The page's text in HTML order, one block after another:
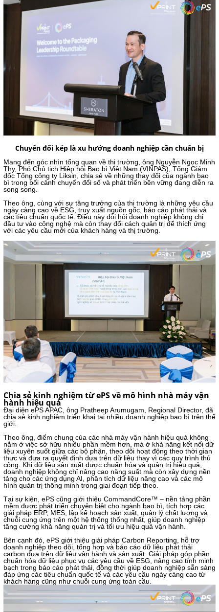
Chuyển đổi kép là xu hướng doanh nghiệp cần chuẩn bị
Mang đến góc nhìn tổng quan về thị trường, ông Nguyễn Ngọc Minh
Thy, Phó Chủ tịch Hiệp hội Bao bì Việt Nam (VINPAS), Tổng Giám
đốc Tổng công ty Liksin, chia sẻ về những thay đổi của ngành bao
bì trong bối cảnh chuyển đổi số và phát triển bền vững đang diễn ra
song song.
Theo ông, cùng với sự tăng trưởng của thị trường là những yêu cầu
ngày càng cao về ESG, truy xuất nguồn gốc, báo cáo phát thải và
các tiêu chuẩn quốc tế. Điều này đòi hỏi doanh nghiệp không chỉ
đầu tư vào công nghệ mà còn thay đổi cách quản trị để thích ứng
với các yêu cầu mới của khách hàng và thị trường.
Chia sẻ kinh nghiệm từ ePS về mô hình nhà máy vận
hành hiệu quả
Đại diện ePS APAC, ông Pratheep Arumugam, Regional Director, đã
chia sẻ kinh nghiệm triển khai tại nhiều doanh nghiệp bao bì trên thế
giới.
Theo ông, điểm chung của các nhà máy vận hành hiệu quả không
nằm ở việc sở hữu nhiều phần mềm hơn, mà ở khả năng kết nối dữ
liệu xuyên suốt giữa các bộ phận, theo dõi hoạt động theo thời gian
thực và đưa ra quyết định dựa trên dữ liệu thay vì các quy trình thủ
công. Khi dữ liệu sản xuất được chuẩn hóa và quản trị hiệu quả,
doanh nghiệp không chỉ nâng cao năng suất mà còn xây dựng nền
tảng cho các ứng dụng AI, phân tích dữ liệu nâng cao và các mô
hình quản trị thông minh trong giai đoạn tiếp theo.
Tại sự kiện, ePS cũng giới thiệu CommandCore™ – nền tảng phần
mềm được phát triển chuyên biệt cho ngành bao bì, tích hợp các
giải pháp ERP, MES, lập kế hoạch sản xuất, quản lý chất lượng và
chuỗi cung ứng trên một hệ thống thống nhất, giúp doanh nghiệp
tăng cường khả năng quản trị và tối ưu hiệu quả vận hành.
Bên cạnh đó, ePS giới thiệu giải pháp Carbon Reporting, hỗ trợ
doanh nghiệp theo dõi, tổng hợp và báo cáo dữ liệu phát thải
carbon dựa trên dữ liệu vận hành và sản xuất. Giải pháp góp phần
chuẩn hóa dữ liệu phục vụ các yêu cầu về ESG, nâng cao tính minh
bạch trong báo cáo phát thải, đồng thời giúp doanh nghiệp sẵn sàng
đáp ứng các tiêu chuẩn quốc tế và các yêu cầu ngày càng cao từ
khách hàng cũng như chuỗi cung ứng toàn cầu.